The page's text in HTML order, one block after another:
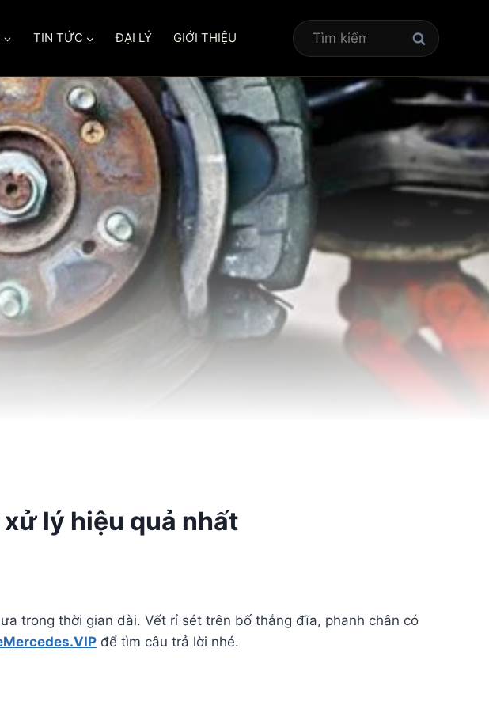
TIN TỨC ĐẠI LÝ GIỚI THIỆU
Tìm
kiếm
cho:
lý hiệu quả nhất
trong thời gian dài. Vết rỉ sét trên bố thắng đĩa, phanh chân có
để tìm câu trả lời nhé.